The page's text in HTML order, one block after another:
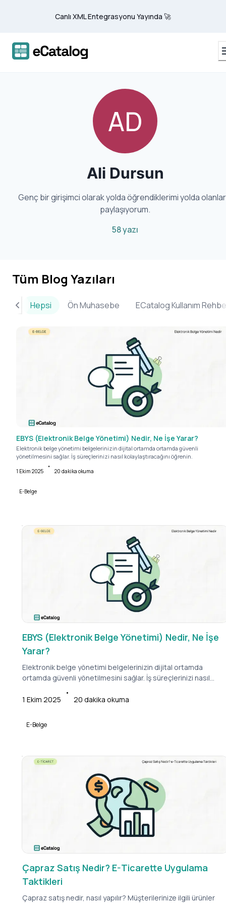
Canlı XML Entegrasyonu Yayında 🚀
AD
Ali Dursun
Genç bir girişimci olarak yolda öğrendiklerimi yolda
paylaşıyorum.
58yazı
Tüm Blog Yazıları
Hepsi Ön Muhasebe ECatalog Kullanım
EBYS (Elektronik Belge Yönetimi) Nedir, Ne İşe Yarar?
Elektronik belge yönetimi belgelerinizin dijital ortamda ortamda güvenli
yönetilmesini sağlar. İş süreçlerinizi nasıl kolaylaştıracağını öğrenin.
1 Ekim 2025
•
20 dakika okuma
E-Belge
EBYS (Elektronik Belge Yönetimi) Nedir, Ne İşe
Yarar?
Elektronik belge yönetimi belgelerinizin dijital ortamda
ortamda güvenli yönetilmesini sağlar. İş süreçlerinizi nasıl
1 Ekim 2025
•
20 dakika okuma
E-Belge
Çapraz Satış Nedir? E-Ticarette Uygulama
Taktikleri
Çapraz satış nedir, nasıl yapılır? Müşterilerinize ilgili ürünler